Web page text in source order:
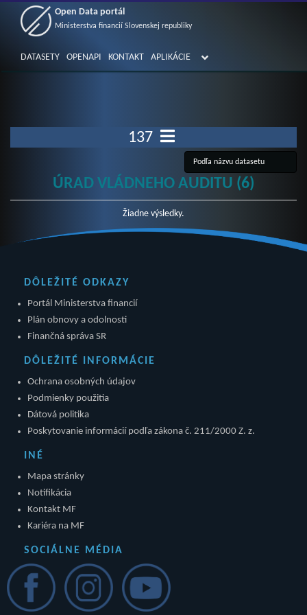
Open Data portál
Ministerstva financií Slovenskej republiky
DATASETY OPENAPI KONTAKT APLIKÁCIE
137
ÚRAD VLÁDNEHO AUDITU (6)
Žiadne výsledky.
DÔLEŽITÉ ODKAZY
Portál Ministerstva financií
Plán obnovy a odolnosti
Finančná správa SR
DÔLEŽITÉ INFORMÁCIE
Ochrana osobných údajov
Podmienky použitia
Dátová politika
Poskytovanie informácií podľa zákona č. 211/2000 Z. z.
INÉ
Mapa stránky
Notifikácia
Kontakt MF
Kariéra na MF
SOCIÁLNE MÉDIA